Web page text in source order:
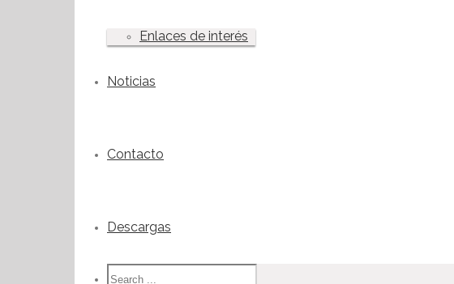
Enlaces de interés
Noticias
Contacto
Descargas